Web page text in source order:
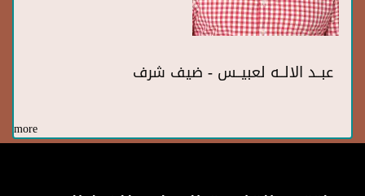
عبــد الالــه لعبيــس - ضيف شرف
more